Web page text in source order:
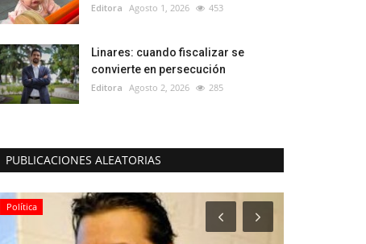
Editora Agosto 1, 2026 453
Linares: cuando fiscalizar se
convierte en persecución
Editora Agosto 2, 2026 285
PUBLICACIONES ALEATORIAS
Política